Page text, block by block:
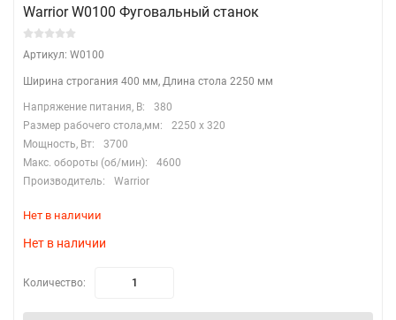
Warrior W0100 Фуговальный станок
Артикул: W0100
Ширина строгания 400 мм, Длина стола 2250 мм
Напряжение питания, В:
380
Размер рабочего стола,мм:
2250 х 320
Мощность, Вт:
3700
Макс. обороты (об/мин):
4600
Производитель:
Warrior
Нет в наличии
Нет в наличии
Количество: